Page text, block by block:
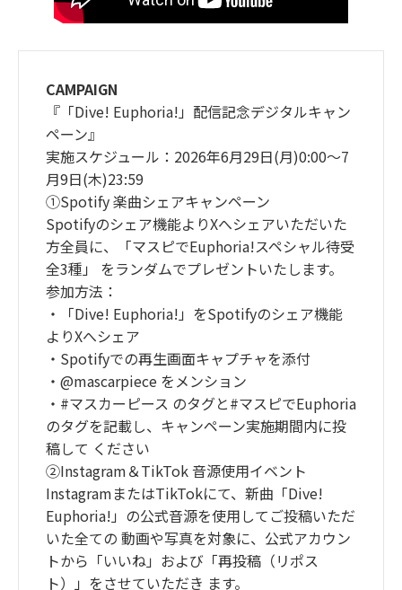
CAMPAIGN
『「Dive! Euphoria!」配信記念デジタルキャン
ペーン』
実施スケジュール：2026年6月29日(月)0:00～7
月9日(木)23:59
①Spotify 楽曲シェアキャンペーン
Spotifyのシェア機能よりXへシェアいただいた
方全員に、「マスピでEuphoria!スペシャル待受
全3種」 をランダムでプレゼントいたします。
参加方法：
・「Dive! Euphoria!」をSpotifyのシェア機能
よりXへシェア
・Spotifyでの再生画面キャプチャを添付
・@mascarpiece をメンション
・#マスカーピース のタグと#マスピでEuphoria
のタグを記載し、キャンペーン実施期間内に投
稿して ください
②Instagram＆TikTok 音源使用イベント
InstagramまたはTikTokにて、新曲「Dive!
Euphoria!」の公式音源を使用してご投稿いただ
いた全ての 動画や写真を対象に、公式アカウン
トから「いいね」および「再投稿（リポス
ト）」をさせていただき ます。